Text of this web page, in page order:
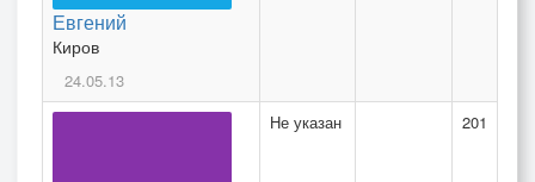
Евгений
Киров
24.05.13
Не указан 201